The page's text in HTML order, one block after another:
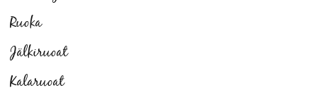
Ruoka
Jälkiruoat
Kalaruoat